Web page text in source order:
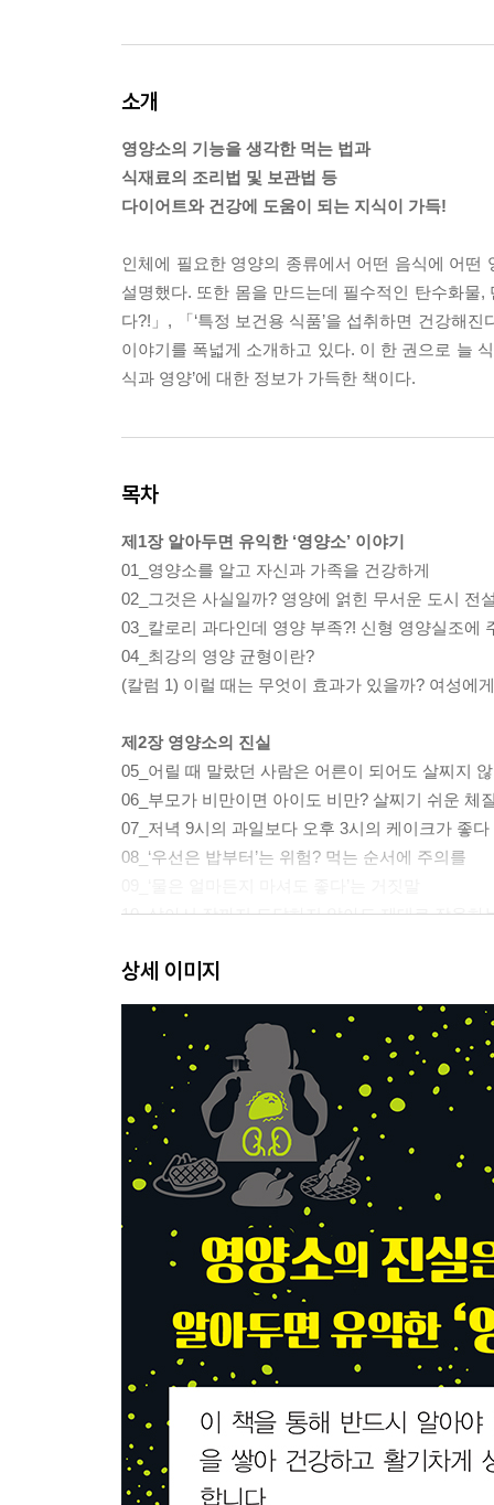
소개
영양소의 기능을 생각한 먹는 법과
식재료의 조리법 및 보관법 등
다이어트와 건강에 도움이 되는 지식이 가득!
인체에 필요한 영양의 종류에서 어떤 음식에 어
설명했다. 또한 몸을 만드는데 필수적인 탄수화물
다?!」, 「‘특정 보건용 식품’을 섭취하면 건강해
이야기를 폭넓게 소개하고 있다. 이 한 권으로 늘
식과 영양’에 대한 정보가 가득한 책이다.
목차
제1장 알아두면 유익한 ‘영양소’ 이야기
01_영양소를 알고 자신과 가족을 건강하게
02_그것은 사실일까? 영양에 얽힌 무서운 도시 전
03_칼로리 과다인데 영양 부족?! 신형 영양실조에
04_최강의 영양 균형이란?
(칼럼 1) 이럴 때는 무엇이 효과가 있을까? 여성에
제2장 영양소의 진실
05_어릴 때 말랐던 사람은 어른이 되어도 살찌지
06_부모가 비만이면 아이도 비만? 살찌기 쉬운 체
07_저녁 9시의 과일보다 오후 3시의 케이크가 좋다
08_‘우선은 밥부터’는 위험? 먹는 순서에 주의를
10_살아서 장까지 도달하지 않아도 제대로 작용하
12_폴리페놀의 효과는 겨우 2~3시간
13_피곤할 때 단 것은 역효과?!
14_아이에게 패스트푸드는 NG?
15_전통적인 소박한 식사가 반드시 건강한 것은 아
16_아이의 학습력을 향상시키려면 학원보다 우선
17_“특정 보건용 식품”을 먹으면 건강해질까?
18_GI 값을 기준으로 먹는 법을 생각해 본다
19_음식으로 섭취한 콜레스테롤과 혈중 콜레스테
20_당류 제로인데 단 것은 왜?
21_스포츠 음료는 설탕 덩어리 주스와 같다!
22_그대로 먹어도 콜라겐은 섭취할 수 없다!
23_노화와 질병을 이겨내는 항산화 작용이란?
24_섭취한 영양이 손실되는 음식 궁합에 주의!
25_당신의 “현재”에 따라 필요한 영양소는 변화한다
(칼럼 2) 이럴 때는 무엇이 효과가 있을까? 육체 피
제3장 영양소를 손실하지 않는 최강 조리법
26_‘썰어서 데치고 물에 담그면’ 시금치의 비타민
27_당근은 껍질째 먹지 않으면 무의미?
상세 이미지